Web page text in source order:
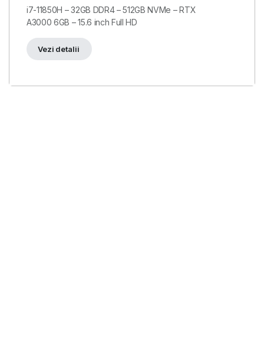
i7-11850H – 32GB DDR4 – 512GB NVMe – RTX
A3000 6GB – 15.6 inch Full HD
Vezi detalii